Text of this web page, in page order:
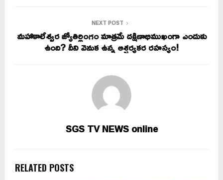
NEXT POST
మహాకాలేశ్వర జ్యోతిర్లింగం మాత్రమే దక్షిణాభిముఖంగా ఎందుకు
ఉంది? దీని వెనుక ఉన్న ఆశ్చర్యకర రహస్యం!
SGS TV NEWS online
RELATED POSTS